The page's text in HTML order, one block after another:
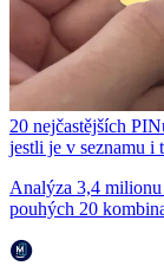
20 nejčastějších
jestli je v seznamu i
Analýza 3,4
pouhých 20